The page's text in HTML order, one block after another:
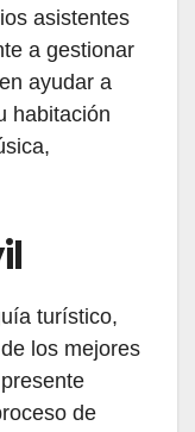
asistentes
a gestionar
ayudar a
habitación
turístico,
los mejores
de